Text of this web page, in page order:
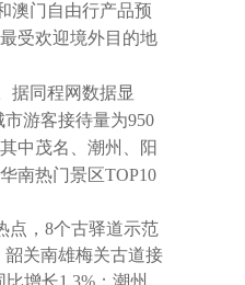
澳门自由行产品预
受欢迎境外目的地
据同程网数据显
游客接待量为950
中茂名、潮州、阳
南热门景区TOP10
点，8个古驿道示范
关南雄梅关古道接
增长1.3%；潮州